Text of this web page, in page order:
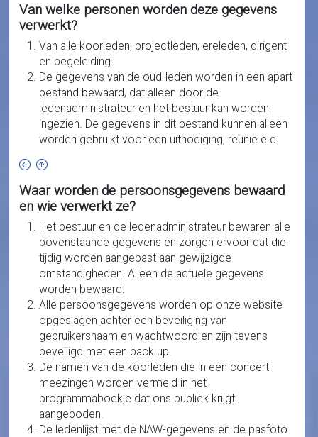
Van welke personen worden deze gegevens
verwerkt?
Van alle koorleden, projectleden, ereleden, dirigent
en begeleiding.
De gegevens van de oud-leden worden in een apart
bestand bewaard, dat alleen door de
ledenadministrateur en het bestuur kan worden
ingezien. De gegevens in dit bestand kunnen alleen
worden gebruikt voor een uitnodiging, reünie e.d.
Waar worden de persoonsgegevens bewaard
en wie verwerkt ze?
Het bestuur en de ledenadministrateur bewaren alle
bovenstaande gegevens en zorgen ervoor dat die
tijdig worden aangepast aan gewijzigde
omstandigheden. Alleen de actuele gegevens
worden bewaard.
Alle persoonsgegevens worden op onze website
opgeslagen achter een beveiliging van
gebruikersnaam en wachtwoord en zijn tevens
beveiligd met een back up.
De namen van de koorleden die in een concert
meezingen worden vermeld in het
programmaboekje dat ons publiek krijgt
aangeboden.
De ledenlijst met de NAW-gegevens en de pasfoto